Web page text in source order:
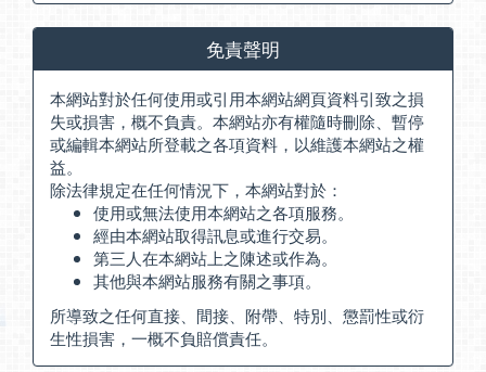
免責聲明
本網站對於任何使用或引用本網站網頁資料引致之損
失或損害，概不負責。本網站亦有權隨時刪除、暫停
或編輯本網站所登載之各項資料，以維護本網站之權
益。
除法律規定在任何情況下，本網站對於：
使用或無法使用本網站之各項服務。
經由本網站取得訊息或進行交易。
第三人在本網站上之陳述或作為。
其他與本網站服務有關之事項。
所導致之任何直接、間接、附帶、特別、懲罰性或衍
生性損害，一概不負賠償責任。